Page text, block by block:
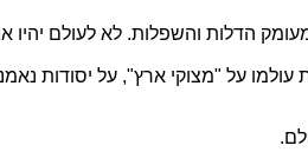
הדלות והשפלות. לא לעולם יהיו
עולמו על "מצוקי ארץ", על יסודות